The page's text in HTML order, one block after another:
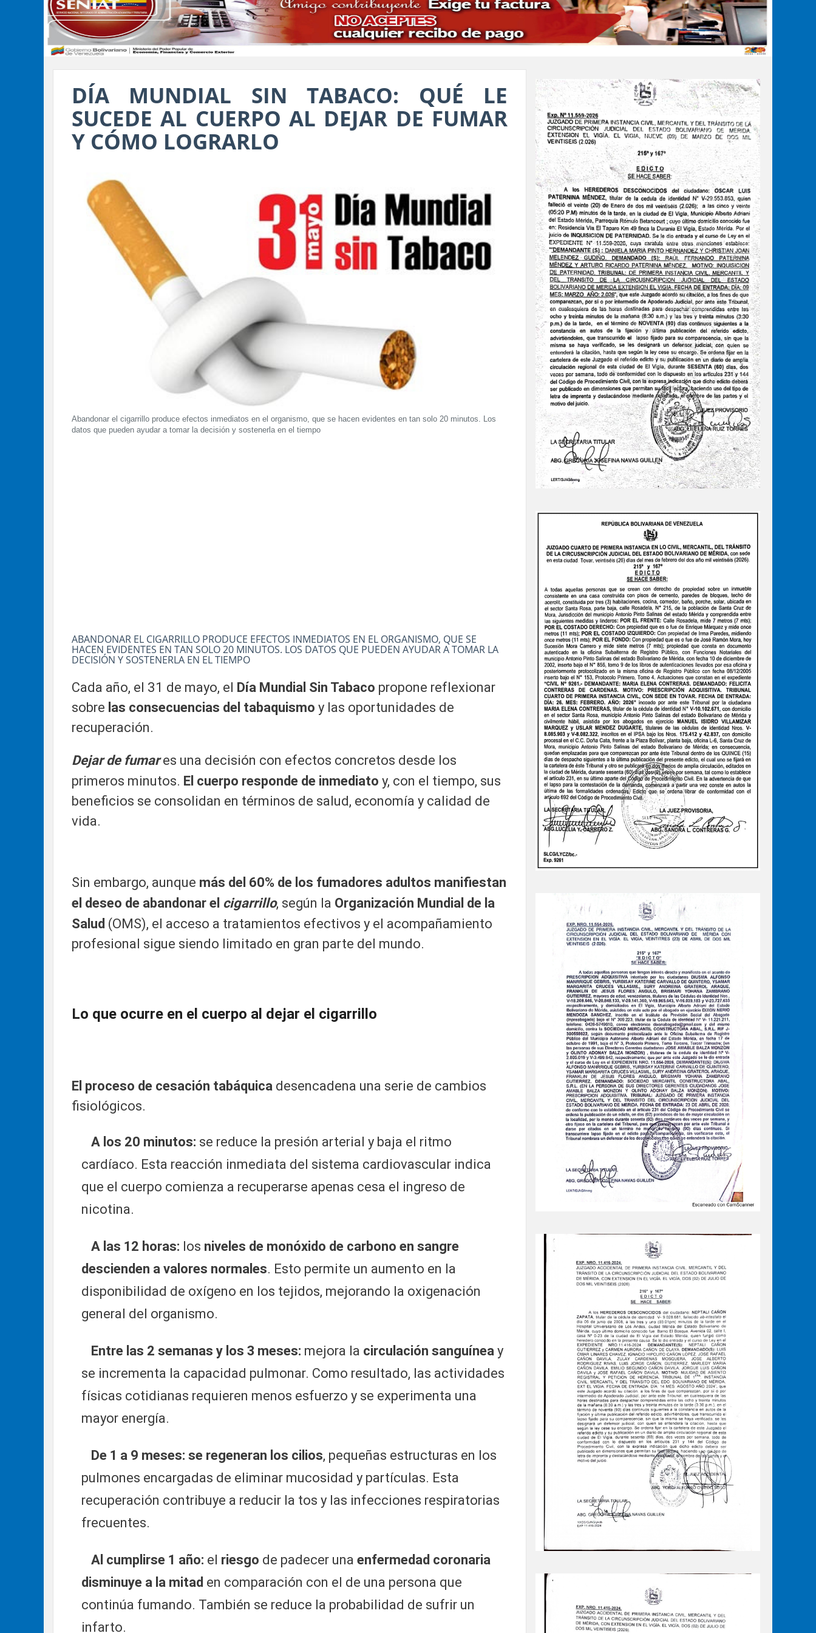
DÍA MUNDIAL SIN TABACO: QUÉ LE
SUCEDE AL CUERPO AL DEJAR DE FUMAR
Y CÓMO LOGRARLO
Abandonar el cigarrillo produce efectos inmediatos en el organismo, que se hacen evidentes en tan solo 20 minutos. Los
datos que pueden ayudar a tomar la decisión y sostenerla en el tiempo
ABANDONAR EL CIGARRILLO PRODUCE EFECTOS INMEDIATOS EN EL ORGANISMO, QUE SE
HACEN EVIDENTES EN TAN SOLO 20 MINUTOS. LOS DATOS QUE PUEDEN AYUDAR A TOMAR LA
DECISIÓN Y SOSTENERLA EN EL TIEMPO
Cada año, el 31 de mayo, el Día Mundial Sin Tabaco propone reflexionar
sobre las consecuencias del tabaquismo y las oportunidades de
recuperación.
Dejar de fumar es una decisión con efectos concretos desde los
primeros minutos. El cuerpo responde de inmediato y, con el tiempo, sus
beneficios se consolidan en términos de salud, economía y calidad de
vida.
Sin embargo, aunque más del 60% de los fumadores adultos manifiestan
el deseo de abandonar el cigarrillo, según la Organización Mundial de la
Salud (OMS), el acceso a tratamientos efectivos y el acompañamiento
profesional sigue siendo limitado en gran parte del mundo.
Lo que ocurre en el cuerpo al dejar el cigarrillo
El proceso de cesación tabáquica desencadena una serie de cambios
fisiológicos.
A los 20 minutos: se reduce la presión arterial y baja el ritmo
cardíaco. Esta reacción inmediata del sistema cardiovascular indica
que el cuerpo comienza a recuperarse apenas cesa el ingreso de
nicotina.
A las 12 horas: los niveles de monóxido de carbono en sangre
descienden a valores normales. Esto permite un aumento en la
disponibilidad de oxígeno en los tejidos, mejorando la oxigenación
general del organismo.
Entre las 2 semanas y los 3 meses: mejora la circulación sanguíneay
se incrementa la capacidad pulmonar. Como resultado, las actividades
físicas cotidianas requieren menos esfuerzo y se experimenta una
mayor energía.
De 1 a 9 meses: se regeneran los cilios, pequeñas estructuras en los
pulmones encargadas de eliminar mucosidad y partículas. Esta
recuperación contribuye a reducir la tos y las infecciones respiratorias
frecuentes.
Al cumplirse 1 año: el riesgo de padecer una enfermedad coronaria
disminuye a la mitad en comparación con el de una persona que
continúa fumando. También se reduce la probabilidad de sufrir un
infarto.